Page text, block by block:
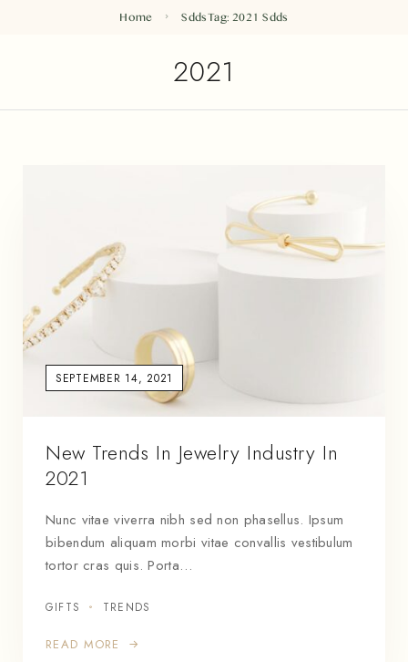
Home Sdds Tag: 2021 Sdds
2021
SEPTEMBER 14, 2021
New Trends In Jewelry Industry In
2021
Nunc vitae viverra nibh sed non phasellus. Ipsum
bibendum aliquam morbi vitae convallis vestibulum
tortor cras quis. Porta…
GIFTS TRENDS
READ MORE